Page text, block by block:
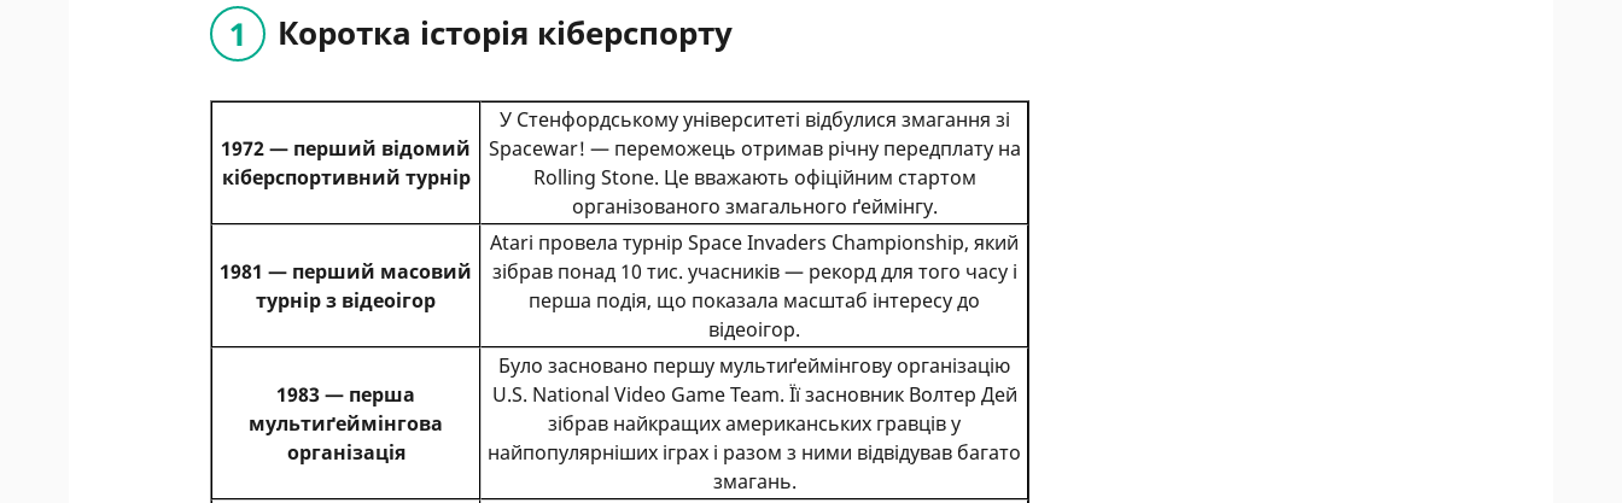
Коротка історія кіберспорту
1972 — перший відомий
кіберспортивний турнір
У Стенфордському університеті відбулися змагання зі
Spacewar! — переможець отримав річну передплату на
Rolling Stone. Це вважають офіційним стартом
організованого змагального ґеймінгу.
1981 — перший масовий
турнір з відеоігор
Atari провела турнір Space Invaders Championship, який
зібрав понад 10 тис. учасників — рекорд для того часу і
перша подія, що показала масштаб інтересу до
відеоігор.
1983 — перша
мультиґеймінгова
організація
Було засновано першу мультиґеймінгову організацію
U.S. National Video Game Team. Її засновник Волтер Дей
зібрав найкращих американських гравців у
найпопулярніших іграх і разом з ними відвідував багато
змагань.